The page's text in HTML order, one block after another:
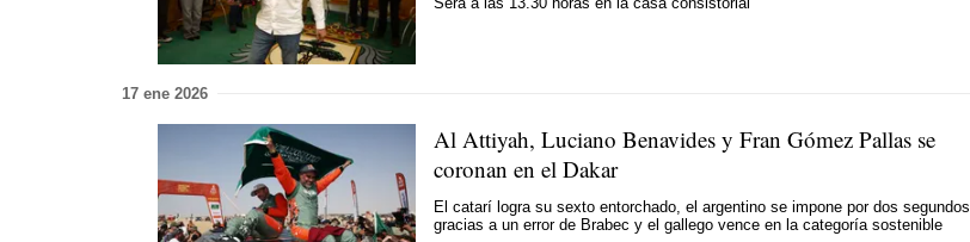
17 ene 2026
Al Attiyah, Luciano Benavides y Fran Gómez Pallas se
coronan en el Dakar
El catarí logra su sexto entorchado, el argentino se impone por dos segundos
gracias a un error de Brabec y el gallego vence en la categoría sostenible